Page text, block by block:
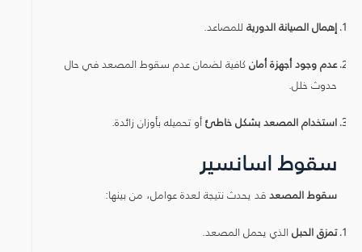
إهمال الصيانة الدورية للمصاعد.
عدم وجود أجهزة أمانكافية لضمان عدم سقوط المصعد في حال
حدوث خلل.
استخدام المصعد بشكل خاطئأو تحميله بأوزان زائدة.
سقوط اسانسير
سقوط المصعدقد يحدث نتيجة لعدة عوامل، من بينها:
تمزق الحبل الذي يحمل المصعد.